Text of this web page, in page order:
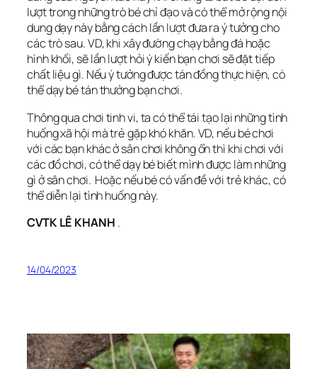
lượt trong những trò bé chỉ đạo và có thể mở rộng nội
dung dạy này bằng cách lần lượt đưa ra ý tưởng cho
các trò sau. VD, khi xây đường chạy bằng đá hoặc
hình khối, sẽ lần lượt hỏi ý kiến bạn chơi sẽ đặt tiếp
chất liệu gì. Nếu ý tưởng được tán đồng thực hiện, có
thể dạy bé tán thưởng bạn chơi.
Thông qua chơi tinh vi, ta có thể tái tạo lại những tình
huống xã hội mà trẻ gặp khó khăn. VD, nếu bé chơi
với các bạn khác ở sân chơi không ổn thì khi chơi với
các đồ chơi, có thể dạy bé biết mình được làm những
gì ở sân chơi. Hoặc nếu bé có vấn đề với trẻ khác, có
thể diễn lại tình huống này.
CVTK LÊ KHANH .
14/04/2023